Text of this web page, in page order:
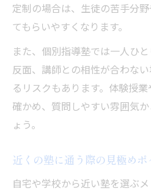
定制の場合は、生徒の苦手分
てもらいやすくなります。
また、個別指導塾では一人ひ
反面、講師との相性が合わな
るリスクもあります。体験授
確かめ、質問しやすい雰囲気
ょう。
近くの塾に通う際の見極めポ
自宅や学校から近い塾を選ぶ